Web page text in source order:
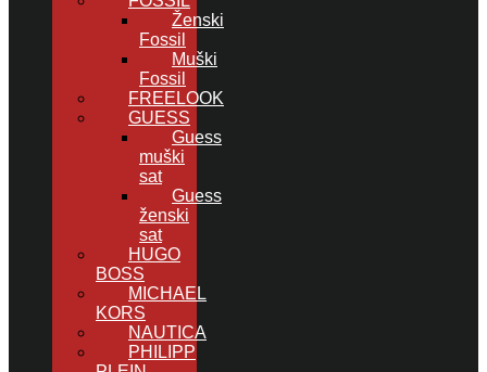
Ženski
Fossil
Muški
Fossil
FREELOOK
GUESS
Guess
muški
sat
Guess
ženski
sat
HUGO
BOSS
MICHAEL
KORS
NAUTICA
PHILIPP